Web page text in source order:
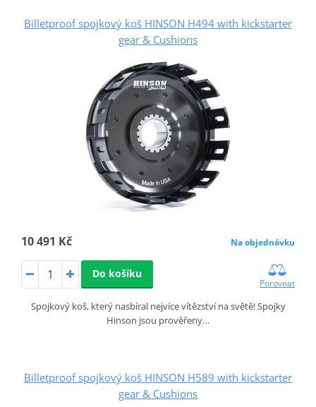
Billetproof spojkový koš HINSON H494 with kickstarter
gear & Cushions
10 491 Kč Na objednávku
Do košíku
Porovnat
Spojkový koš, který nasbíral nejvíce vítězství na světě! Spojky
Hinson jsou prověřeny…
Billetproof spojkový koš HINSON H589 with kickstarter
gear & Cushions